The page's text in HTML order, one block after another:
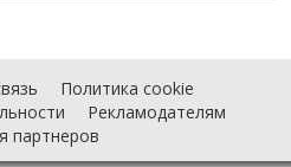
Политика cookie
Рекламодателям
партнеров